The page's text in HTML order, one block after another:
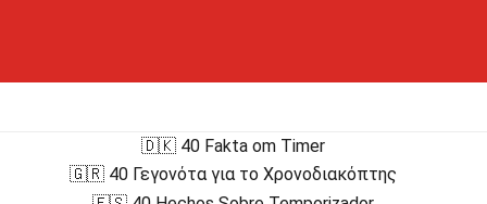
🇩🇰 40 Fakta om Timer
🇬🇷 40 Γεγονότα για το Χρονοδιακόπτης